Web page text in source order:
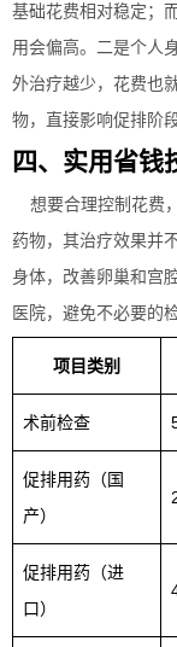
基础花费相对稳定；
用会偏高。二是个人
外治疗越少，花费也
物，直接影响促排阶
四、实用省钱
想要合理控制花费
药物，其治疗效果并
身体，改善卵巢和宫
医院，避免不必要的
项目类别
术前检查
促排用药（国
产）
促排用药（进
口）